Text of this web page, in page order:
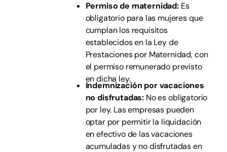
Permiso de maternidad:Es
obligatorio para las mujeres que
cumplan los requisitos
establecidos en la Ley de
Prestaciones por Maternidad, con
el permiso remunerado previsto
en dicha ley.
Indemnización por vacaciones
no disfrutadas: No es obligatorio
por ley. Las empresas pueden
optar por permitir la liquidación
en efectivo de las vacaciones
acumuladas y no disfrutadas en